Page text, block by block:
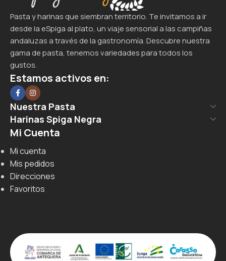
Pasta y harinas que siembran territorio. Te invitamos a ir
desde la eSpiga al plato, un viaje sensorial a las campiñas
andaluzas a través de la gastronomía. Descubre nuestra
gama de pasta, tenemos variedades para todos los
gustos.
Estamos activos en:
Nuestra Pasta
Harinas Spiga Negra
Mi Cuenta
Mi cuenta
Mis pedidos
Direcciones
Favoritos